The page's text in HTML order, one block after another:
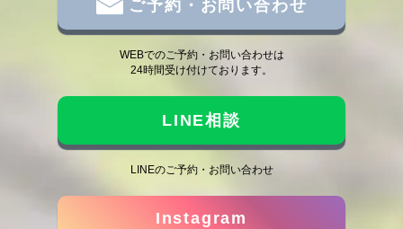
ご予約・お問い合わせ
WEBでのご予約・お問い合わせは
24時間受け付けております。
LINE相談
LINEのご予約・お問い合わせ
Instagram